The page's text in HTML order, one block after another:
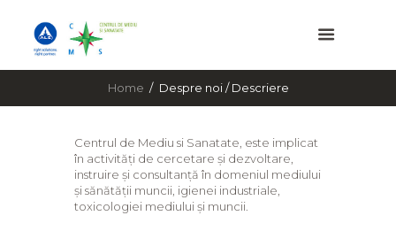
Home Despre noi / Descriere
Centrul de Mediu si Sanatate, este implicat
în activități de cercetare și dezvoltare,
instruire și consultanță în domeniul mediului
și sănătății muncii, igienei industriale,
toxicologiei mediului și muncii.